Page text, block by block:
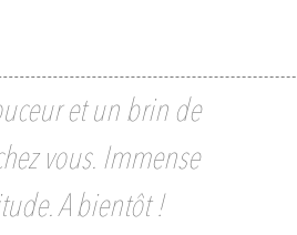
et un brin de
vous. Immense
A bientôt !